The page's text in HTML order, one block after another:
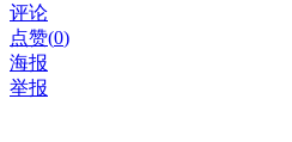
评论
点赞(0)
海报
举报